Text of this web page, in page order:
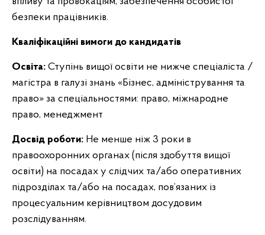
безпеки працівників.
Кваліфікаційні вимоги до кандидатів
Освіта: Ступінь вищої освіти не нижче спеціаліста /
магістра в галузі знань «Бізнес, адміністрування та
право» за спеціальностями: право, міжнародне
право, менеджмент
Досвід роботи: Не менше ніж 3 роки в
правоохоронних органах (після здобуття вищої
освіти) на посадах у слідчих та/або оперативних
підрозділах та/або на посадах, пов’язаних із
процесуальним керівництвом досудовим
розслідуванням.